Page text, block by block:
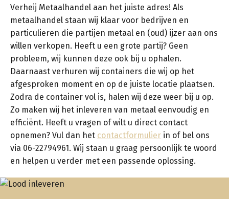
Verheij Metaalhandel aan het juiste adres! Als
metaalhandel staan wij klaar voor bedrijven en
particulieren die partijen metaal en (oud) ijzer aan ons
willen verkopen. Heeft u een grote partij? Geen
probleem, wij kunnen deze ook bij u ophalen.
Daarnaast verhuren wij containers die wij op het
afgesproken moment en op de juiste locatie plaatsen.
Zodra de container vol is, halen wij deze weer bij u op.
Zo maken wij het inleveren van metaal eenvoudig en
efficiënt. Heeft u vragen of wilt u direct contact
opnemen? Vul dan het contactformulier in of bel ons
via 06-22794961. Wij staan u graag persoonlijk te woord
en helpen u verder met een passende oplossing.